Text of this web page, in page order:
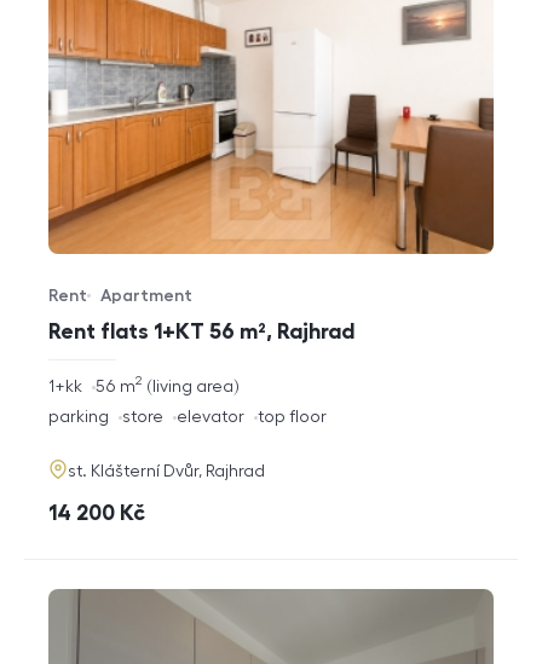
Rent flats 1+KT 56 m², Rajhrad
Offer type
Rent
Property type
Apartment
rozměry
disposition
1+kk living area
56 m2
funkce
parking store elevator top floor
adresa
st. Klášterní Dvůr, Rajhrad
cena
14 200 Kč